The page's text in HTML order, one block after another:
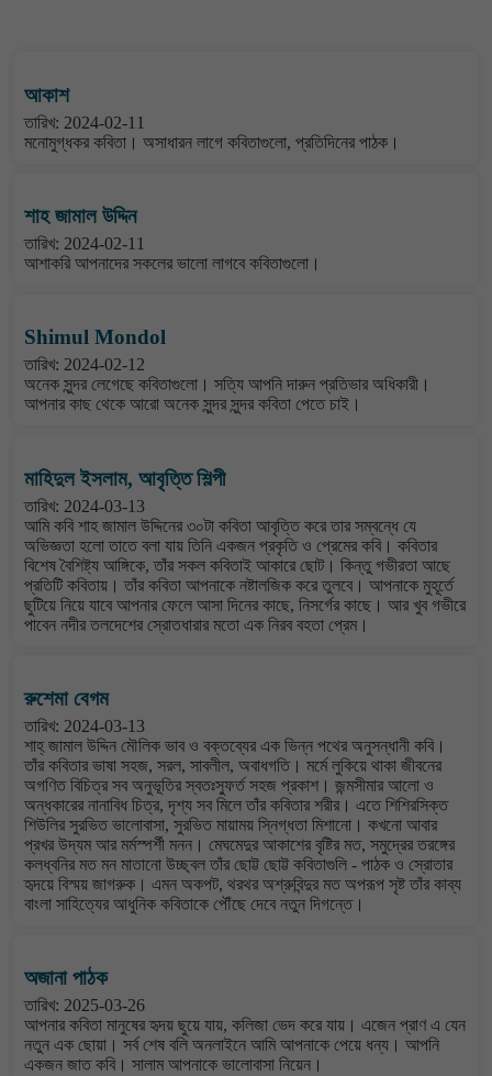
আকাশ
তারিখ: 2024-02-11
মনোমুগ্ধকর কবিতা। অসাধারন লাগে কবিতাগুলো, প্রতিদিনের পাঠক।
শাহ জামাল উদ্দিন
তারিখ: 2024-02-11
আশাকরি আপনাদের সকলের ভালো লাগবে কবিতাগুলো।
Shimul Mondol
তারিখ: 2024-02-12
অনেক সুন্দর লেগেছে কবিতাগুলো। সত্যি আপনি দারুন প্রতিভার অধিকারী।
আপনার কাছ থেকে আরো অনেক সুন্দর সুন্দর কবিতা পেতে চাই।
মাহিদুল ইসলাম, আবৃত্তি শিল্পী
তারিখ: 2024-03-13
আমি কবি শাহ জামাল উদ্দিনের ৩০টা কবিতা আবৃত্তি করে তার সম্বন্ধে যে
অভিজ্ঞতা হলো তাতে বলা যায় তিনি একজন প্রকৃতি ও প্রেমের কবি। কবিতার
বিশেষ বৈশিষ্ট্য আঙ্গিকে, তাঁর সকল কবিতাই আকারে ছোট। কিন্তু গভীরতা আছে
প্রতিটি কবিতায়। তাঁর কবিতা আপনাকে নষ্টালজিক করে তুলবে। আপনাকে মুহূর্তে
ছুটিয়ে নিয়ে যাবে আপনার ফেলে আসা দিনের কাছে, নিসর্গের কাছে। আর খুব গভীরে
পাবেন নদীর তলদেশের স্রোতধারার মতো এক নিরব বহতা প্রেম।
রুশেমা বেগম
তারিখ: 2024-03-13
শাহ্ জামাল উদ্দিন মৌলিক ভাব ও বক্তব্যের এক ভিন্ন পথের অনুসন্ধানী কবি।
তাঁর কবিতার ভাষা সহজ, সরল, সাবলীল, অবাধগতি। মর্মে লুকিয়ে থাকা জীবনের
অগণিত বিচিত্র সব অনুভূতির স্বতঃস্ফুর্ত সহজ প্রকাশ। জন্মসীমার আলো ও
অন্ধকারের নানাবিধ চিত্র, দৃশ্য সব মিলে তাঁর কবিতার শরীর। এতে শিশিরসিক্ত
শিউলির সুরভিত ভালোবাসা, সুরভিত মায়াময় স্নিগ্ধতা মিশানো। কখনো আবার
প্রখর উদ্যম আর মর্মস্পর্শী মনন। মেঘমেদুর আকাশের বৃষ্টির মত, সমুদ্রের তরঙ্গের
কলধ্বনির মত মন মাতানো উচ্ছ্বল তাঁর ছোট্ট ছোট্ট কবিতাগুলি - পাঠক ও স্রোতার
হৃদয়ে বিস্ময় জাগরুক। এমন অকপট, থরথর অশ্রুবিন্দুর মত অপরূপ সৃষ্ট তাঁর কাব্য
বাংলা সাহিত্যের আধুনিক কবিতাকে পৌঁছে দেবে নতুন দিগন্তে।
অজানা পাঠক
তারিখ: 2025-03-26
আপনার কবিতা মানুষের হৃদয় ছুয়ে যায়, কলিজা ভেদ করে যায়। এজেন প্রাণ এ যেন
নতুন এক ছোয়া। সর্ব শেষ বলি অনলাইনে আমি আপনাকে পেয়ে ধন্য। আপনি
একজন জাত কবি। সালাম আপনাকে ভালোবাসা নিয়েন।